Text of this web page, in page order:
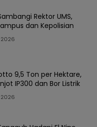
Rektor UMS,
dan Kepolisian
9,5 Ton per Hektare,
IP300 dan Bor Listrik